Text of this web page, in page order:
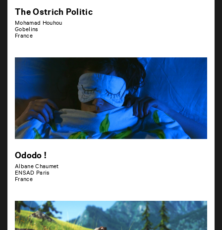
The Ostrich Politic
Mohamad Houhou
Gobelins
France
Ododo !
Albane Chaumet
ENSAD Paris
France